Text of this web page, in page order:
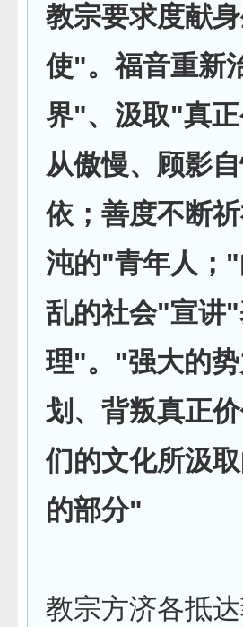
教宗要求度献
使"。福音重新
界"、汲取"真
从傲慢、顾影
依；善度不断
沌的"青年人；
乱的社会"宣讲
理"。"强大的
划、背叛真正
们的文化所汲
的部分"
教宗方济各抵